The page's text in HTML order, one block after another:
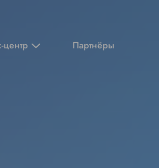
центр Партнёры